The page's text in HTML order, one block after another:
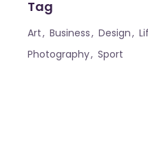
Tag
Art Business Design
Photography
Sport